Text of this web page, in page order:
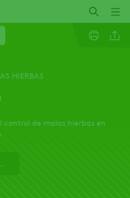
HIERBAS
control de malas hierbas en